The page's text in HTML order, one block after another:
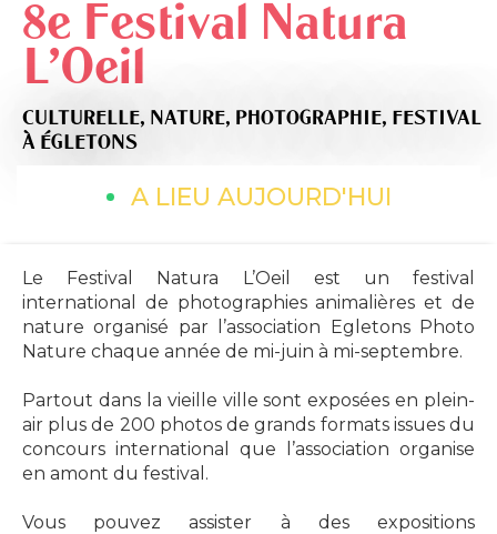
8e Festival Natura
L'Oeil
CULTURELLE, NATURE, PHOTOGRAPHIE, FESTIVAL
À ÉGLETONS
A LIEU AUJOURD'HUI
Le Festival Natura L’Oeil est un festival
international de photographies animalières et de
nature organisé par l’association Egletons Photo
Nature chaque année de mi-juin à mi-septembre.
Partout dans la vieille ville sont exposées en plein-
air plus de 200 photos de grands formats issues du
concours international que l’association organise
en amont du festival.
Vous pouvez assister à des expositions